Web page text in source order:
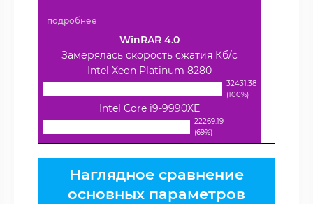
подробнее
WinRAR 4.0
Замерялась скорость сжатия Кб/с
Intel Xeon Platinum 8280
32431.38
(100%)
Intel Core i9-9990XE
22269.19
(69%)
Наглядное сравнение
основных параметров